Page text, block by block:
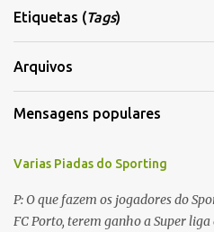
t
á
r
i
o
Etiquetas (Tags)
Arquivos
Mensagens populares
Varias Piadas do Sporting
P: O que fazem os jogadores do
FC Porto, terem ganho a Super